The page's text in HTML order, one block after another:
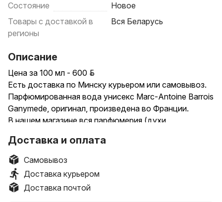
Состояние
Новое
Товары с доставкой в
регионы
Вся Беларусь
Описание
Цена за 100 мл - 600 р.
Есть доставка по Минску курьером или самовывоз.
Парфюмированная вода унисекс Marc-Antoine Barrois
Ganymede, оригинал, произведена во Франции.
В нашем магазине вся парфюмерия (духи,
оригинал.
Доставка и оплата
Самовывоз
Доставка курьером
Доставка почтой